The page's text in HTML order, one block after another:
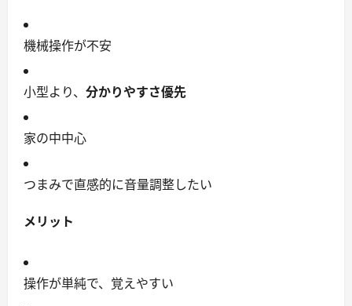
機械操作が不安
小型より、 分かりやすさ優先
家の中中心
つまみで直感的に音量調整したい
メリット
操作が単純で、覚えやすい